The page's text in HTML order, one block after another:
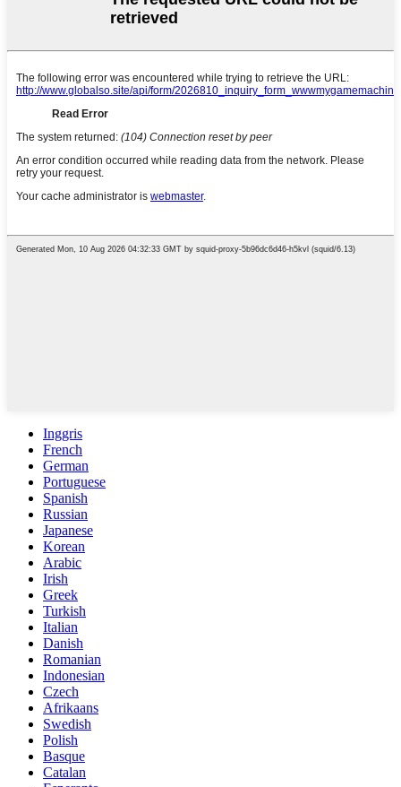
Inggris
French
German
Portuguese
Spanish
Russian
Japanese
Korean
Arabic
Irish
Greek
Turkish
Italian
Danish
Romanian
Indonesian
Czech
Afrikaans
Swedish
Polish
Basque
Catalan